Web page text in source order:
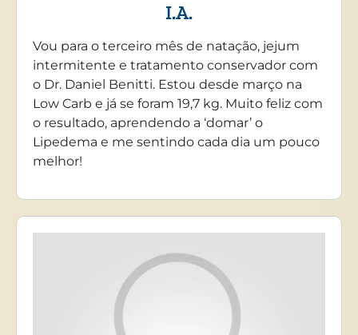
I.A.
Vou para o terceiro mês de natação, jejum
intermitente e tratamento conservador com
o Dr. Daniel Benitti. Estou desde março na
Low Carb e já se foram 19,7 kg. Muito feliz com
o resultado, aprendendo a ‘domar’ o
Lipedema e me sentindo cada dia um pouco
melhor!